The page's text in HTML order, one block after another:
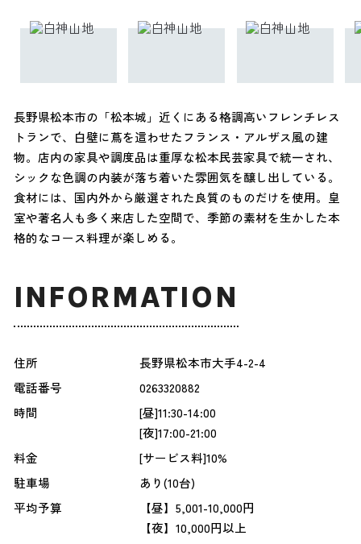
長野県松本市の「松本城」近くにある格調高いフレンチレス
トランで、白壁に蔦を這わせたフランス・アルザス風の建
物。店内の家具や調度品は重厚な松本民芸家具で統一され、
シックな色調の内装が落ち着いた雰囲気を醸し出している。
食材には、国内外から厳選された良質のものだけを使用。皇
室や著名人も多く来店した空間で、季節の素材を生かした本
格的なコース料理が楽しめる。
INFORMATION
住所
長野県松本市大手4-2-4
電話番号
0263320882
時間
[昼]11:30-14:00
[夜]17:00-21:00
料金
[サービス料]10%
駐車場
あり(10台)
平均予算
【昼】5,001-10,000円
【夜】10,000円以上